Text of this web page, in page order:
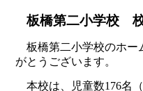
板橋第二小学校
板橋第二小学校のホー
がとうございます。
本校は、児童数176名